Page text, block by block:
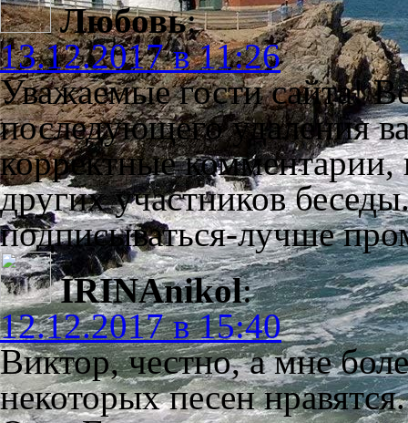
Любовь:
13.12.2017 в 11:26
Уважаемые гости сайта!
последующего удаления
корректные
других участников
подписываться-лучше
IRINAnikol:
12.12.2017 в 15:40
Виктор, честно, а мне
некоторых песен